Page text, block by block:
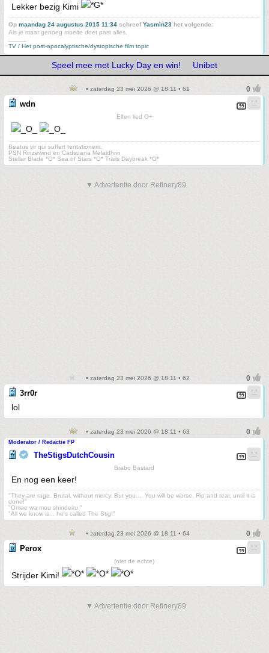
Lekker bezig Kimi
Op maandag 24 augustus 2015 11:34 schreefYasmin23 het volgende:
Als je maar genoeg moeite doet past alles.
TV / Het post-apocalyptische/dystopische film topic
Speel mee met Lucky Day en win! Unibet
• zaterdag 23 mei 2026 @ 18:11 • 61
wdn
Elfen lied O+
Beatus vir qui suffert tentationem.
PSN Rinzewind en Cadsuana Melaidhrin
Stellar Blade *O* Sea of Stars *O* Trails Daybreak *O*
▼ Advertentie door Refinery89
• zaterdag 23 mei 2026 @ 18:11 • 62
3rr0r
lol
• zaterdag 23 mei 2026 @ 18:11 • 63
Moderator / Redactie FP
TheStigsDutchCousin
Brabo Bastard
En nog een keer!
"They are rage. Brutal, without mercy. But you.... You will be worse. Rip and tear, until it is
done!"
"Omae wa mou shindeiru."
"All we know is... he's called The Stig!"
• zaterdag 23 mei 2026 @ 18:11 • 64
Perox
(niet de echte)
Strijder Kimi!
▼ Advertentie door Refinery89